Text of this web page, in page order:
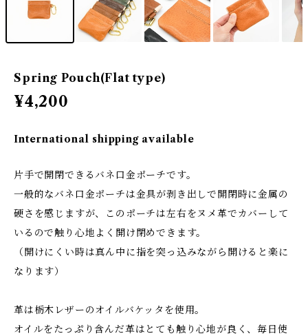
Spring Pouch(Flat type)
¥4,200
International shipping available
片手で開閉できるバネ口金ポーチです。
一般的なバネ口金ポーチは金具が剥き出しで開閉時に金属の
硬さを感じますが、このポーチは左右をヌメ革でカバーして
いるので触り心地よく開け閉めできます。
（開けにくい時は真ん中に指を突っ込みながら開けると楽に
なります）
革は栃木レザーのオイルバケッタを使用。
オイルをたっぷり含んだ革はとても触り心地が良く、毎日使